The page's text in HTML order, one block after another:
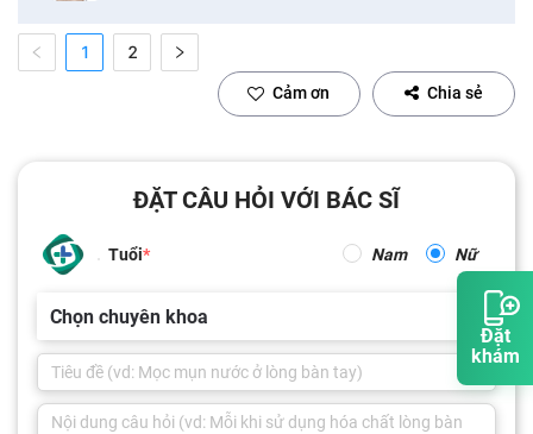
Đặt
khám
1 2
Cảm ơn Chia sẻ
ĐẶT CÂU HỎI VỚI BÁC SĨ
Tuổi Nam Nữ
Chọn chuyên khoa